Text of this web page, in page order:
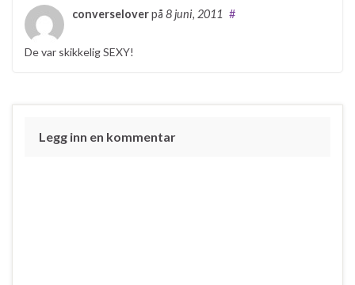
converseloverpå 8 juni, 2011 #
De var skikkelig SEXY!
Legg inn en kommentar